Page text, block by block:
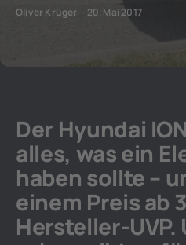
Oliver Krüger 20. Mai 2017
Der Hyundai
alles, was ein
haben sollte –
einem Preis ab
Hersteller-UVP.